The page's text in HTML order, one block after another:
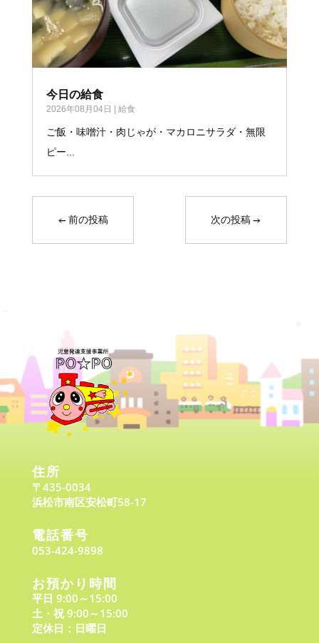
今日の給食
2026年08月04日 給食
ご飯・味噌汁・肉じゃが・マカロニサラダ・無限
ピー...
←前の投稿 次の投稿→
住所
〒435-0034
浜松市南区安松町58-17
電話番号
053-424-9898
お預かり時間
平日 9:00～15:00
土・祝 9:00～15:00
定休日：日曜日